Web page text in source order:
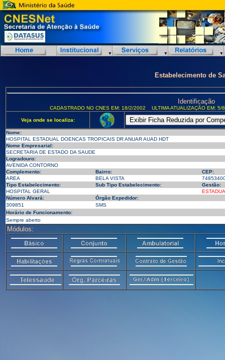
Estabelecimento de
Identificação
CADASTRADO NO CNES EM: 18/2/2002 ULTIMA ATUALIZAÇÃO EM:
Veja onde se localiza:
Nome:
HOSPITAL ESTADUAL DOENCAS TROPICAIS DR ANUAR AUAD HDT
Nome Empresarial:
SECRETARIA DE ESTADO DA SAUDE
Logradouro:
AVENIDA CONTORNO
Complemento:
Bairro:
CEP:
AREA
BELA VISTA
Tipo Estabelecimento:
Sub Tipo Estabelecimento:
Gestão:
HOSPITAL GERAL
Número Alvará:
Órgão Expedidor:
309851
SMS
Horário de Funcionamento:
Sempre aberto
Módulos: